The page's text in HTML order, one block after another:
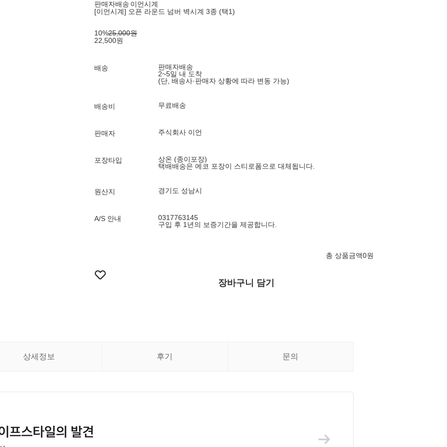
판매자배송 이언시계
[이언시계] 오픈 라운드 넘버 벽시계 3종 (택1)
10%25,000원
22,500원
배송
판매자배송
2~5일 내 도착
(단, 배송사·판매자 상황에 따라 변동 가능)
배송비 무료배송
판매자 주식회사 이언
포장타입
상온 (종이포장)
택배배송은 에코 포장이 스티로폼으로 대체됩니다.
원산지 경기도 성남시
A/S 안내
0317763145
구입 후 1년의 보증기간을 제공합니다.
총 상품금액0원
장바구니 담기
상세정보 후기 문의